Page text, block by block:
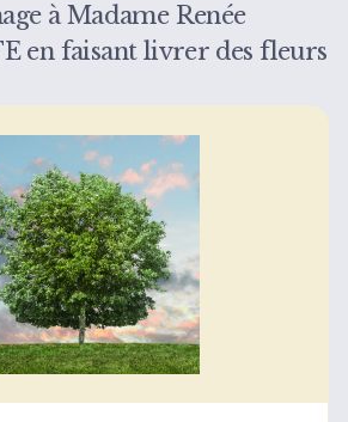
à Madame Renée
en faisant livrer des fleurs